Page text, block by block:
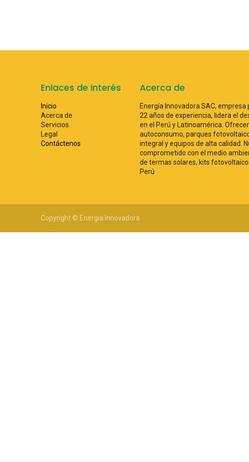
Enlaces de Interés
Inicio
Acerca de
Servicios
Legal
Contáctenos
Acerca de
Energía Innovadora SAC,
22 años de experiencia, lidera el
en el Perú y Latinoamérica.
autoconsumo, parques
integral y equipos de alta calidad.
comprometido con el medio
de termas solares, kits
Perú
Copyright © Energia Innovadora